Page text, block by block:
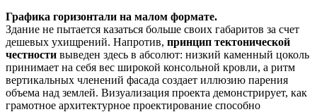
Графика горизонтали на малом формате.
Здание не пытается казаться больше своих габаритов за счет
дешевых ухищрений. Напротив, принцип тектонической
честности выведен здесь в абсолют: низкий каменный цоколь
принимает на себя вес широкой консольной кровли, а ритм
вертикальных членений фасада создает иллюзию парения
объема над землей. Визуализация проекта демонстрирует, как
грамотное архитектурное проектирование способно